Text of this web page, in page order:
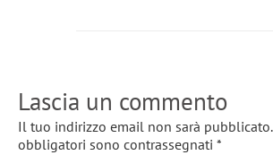
Lascia un commento
Il tuo indirizzo email non sarà pubblicato.
obbligatori sono contrassegnati *